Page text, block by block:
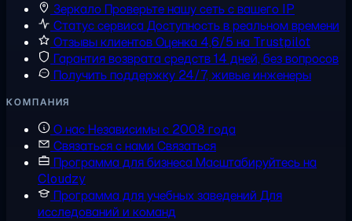
Зеркало Проверьте нашу сеть с вашего IP
Статус сервисаДоступность в реальном времени
Отзывы клиентовОценка 4,6/5 на Trustpilot
Гарантия возврата средств14 дней, без вопросов
Получить поддержку 24/7, живые инженеры
КОМПАНИЯ
О насНезависимы с 2008 года
Связаться с нами Связаться
Программа для бизнесаМасштабируйтесь на
Cloudzy
Программа для учебных заведений Для
исследований и команд